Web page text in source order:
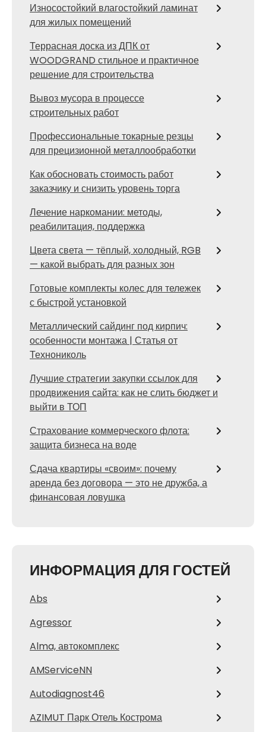
Износостойкий влагостойкий ламинат
для жилых помещений
Террасная доска из ДПК от
WOODGRAND стильное и практичное
решение для строительства
Вывоз мусора в процессе
строительных работ
Профессиональные токарные резцы
для прецизионной металлообработки
Как обосновать стоимость работ
заказчику и снизить уровень торга
Лечение наркомании: методы,
реабилитация, поддержка
Цвета света — тёплый, холодный, RGB
— какой выбрать для разных зон
Готовые комплекты колес для тележек
с быстрой установкой
Металлический сайдинг под кирпич:
особенности монтажа | Статья от
Технониколь
Лучшие стратегии закупки ссылок для
продвижения сайта: как не слить бюджет и
выйти в ТОП
Страхование коммерческого флота:
защита бизнеса на воде
Сдача квартиры «своим»: почему
аренда без договора — это не дружба, а
финансовая ловушка
ИНФОРМАЦИЯ ДЛЯ ГОСТЕЙ
Abs
Agressor
Alma, автокомплекс
AMServiceNN
Autodiagnost46
AZIMUT Парк Отель Кострома